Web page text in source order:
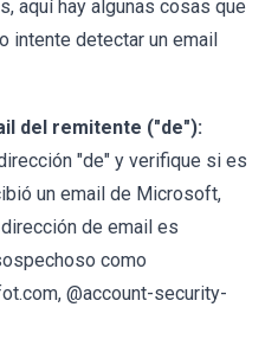
aquí hay algunas cosas que
intente detectar un email
del remitente ("de"):
"de" y verifique si es
un email de Microsoft,
de email es
como
@account-security-